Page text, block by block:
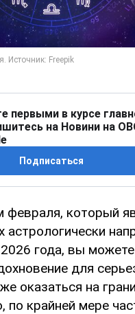
первыми в курсе
на Новини на
Подписаться
февраля, который
астрологически
года, вы можете
для
оказаться на грани
по крайней мере